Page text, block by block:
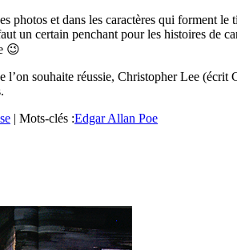
photos et dans les caractères qui forment
un certain penchant pour les histoires de
😉
l’on souhaite réussie, Christopher Lee
| Mots-clés :Edgar Allan Poe